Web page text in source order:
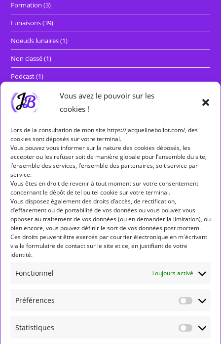
Vous avez le pouvoir sur les
cookies !
Lors de la consultation de mon site https://jacquelineboilot.com/, des
cookies sont déposés sur votre terminal.
Vous pouvez vous informer sur la nature des cookies déposés, les
accepter ou les refuser soit de manière globale pour l’ensemble du site,
l’ensemble des services, l’ensemble des partenaires, soit service par
service.
Vous êtes en droit de revenir à tout moment sur votre consentement
concernant le dépôt de tel ou tel cookie sur votre terminal.
Vous disposez également des droits d’accès, de rectification,
d’effacement ou de portabilité de vos données ou vous pouvez vous
opposer au traitement de vos données (ou en demander la limitation), ou
bien encore, vous pouvez définir le sort de vos données post mortem.
Ces droits peuvent être exercés par courrier électronique en m'écrivant
via le formulaire de contact sur le site et ce, en justifiant de votre
identité.
Fonctionnel Toujours activé
Préférences
Statistiques
Formation (3)
Lunaisons(39)
Noeuds lunaires(1)
Non classé(1)
Podcast(1)
Rétrogradations et marches directes(29)
Séminaires
Étiquettes
ALLÔ ALLÔ MERCURE ASPECT ASPECTS
ASTROLOGIE ASTROLOGIE HUMANISTE
ASTROLOGIE MONDIALE ASTÉROÏDES BALANCE
BÉLIER CANCER CAPRICORNE CARRÉ
CONJONCTION ENTRÉE DE PLANÈTE EN SIGNE
FORMATION JUNON
LUNAISON
OPPOSITION POISSONS